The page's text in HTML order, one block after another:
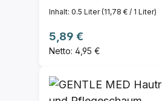
Inhalt: 0.5 Liter(11,78 € / 1 Liter)
Regulärer Preis:
5,89 €
Netto: 4,95 €